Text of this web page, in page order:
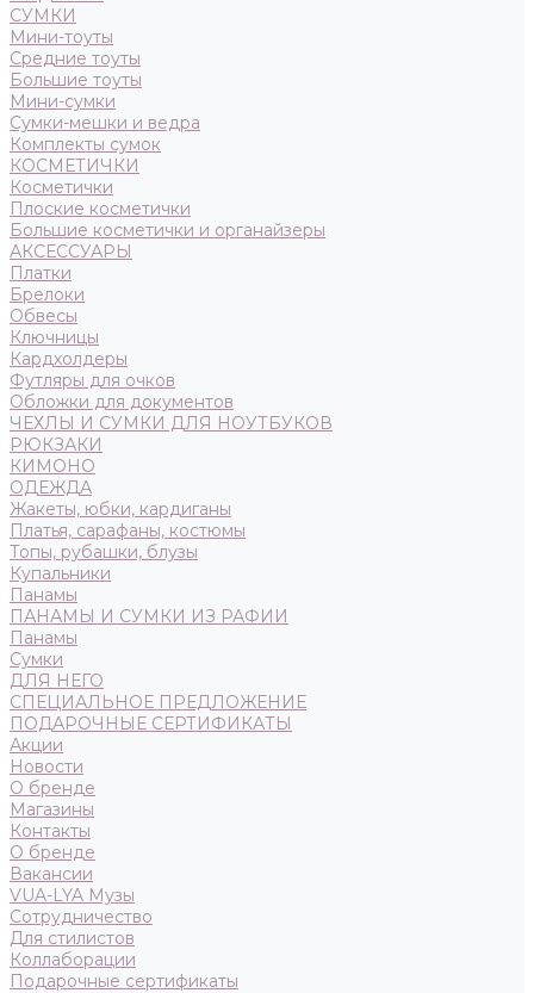
СУМКИ
Мини-тоуты
Средние тоуты
Большие тоуты
Мини-сумки
Сумки-мешки и ведра
Комплекты сумок
КОСМЕТИЧКИ
Косметички
Плоские косметички
Большие косметички и органайзеры
АКСЕССУАРЫ
Платки
Брелоки
Обвесы
Ключницы
Кардхолдеры
Футляры для очков
Обложки для документов
ЧЕХЛЫ И СУМКИ ДЛЯ НОУТБУКОВ
РЮКЗАКИ
КИМОНО
ОДЕЖДА
Жакеты, юбки, кардиганы
Платья, сарафаны, костюмы
Топы, рубашки, блузы
Купальники
Панамы
ПАНАМЫ И СУМКИ ИЗ РАФИИ
Панамы
Сумки
ДЛЯ НЕГО
СПЕЦИАЛЬНОЕ ПРЕДЛОЖЕНИЕ
ПОДАРОЧНЫЕ СЕРТИФИКАТЫ
Акции
Новости
О бренде
Магазины
Контакты
О бренде
Вакансии
VUA-LYA Музы
Сотрудничество
Для стилистов
Коллаборации
Подарочные сертификаты